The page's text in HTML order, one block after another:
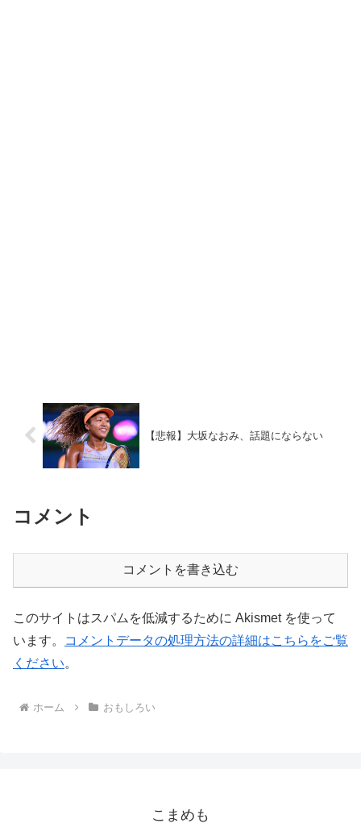
【悲報】大坂なおみ、話題にならない
コメント
コメントを書き込む
このサイトはスパムを低減するために Akismet を使って
います。
コメントデータの処理方法の詳細はこちらをご覧
ください。
ホーム おもしろい
こまめも